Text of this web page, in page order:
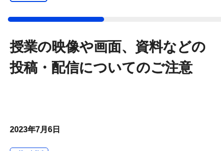
授業の映像や画面、資料などの
投稿・配信についてのご注意
2023年7月6日